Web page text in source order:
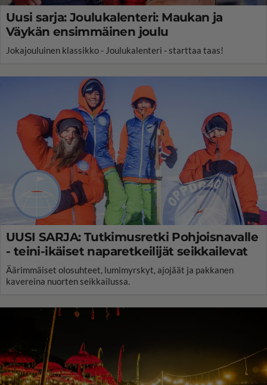
Uusi sarja: Joulukalenteri: Maukan ja
Väykän ensimmäinen joulu
Jokajouluinen klassikko - Joulukalenteri - starttaa taas!
UUSI SARJA: Tutkimusretki Pohjoisnavalle
- teini-ikäiset naparetkeilijät seikkailevat
Äärimmäiset olosuhteet, lumimyrskyt, ajojäät ja pakkanen
kavereina nuorten seikkailussa.